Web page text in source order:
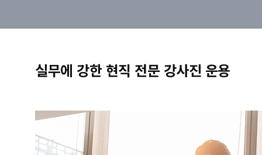
실무에 강한 현직 전문 강사진 운용